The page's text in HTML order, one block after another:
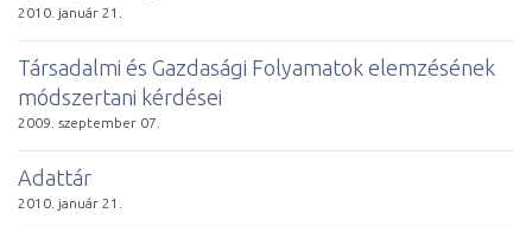
2010. január 21.
Társadalmi és Gazdasági Folyamatok elemzésének
módszertani kérdései
2009. szeptember 07.
Adattár
2010. január 21.